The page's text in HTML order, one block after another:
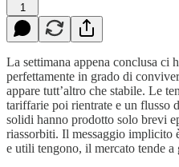
1
La settimana appena conclusa ci
perfettamente in grado di
appare tutt’altro che stabile. Le
tariffarie poi rientrate e un flusso
solidi hanno prodotto solo brevi
riassorbiti. Il messaggio implicito
e utili tengono, il mercato tende a